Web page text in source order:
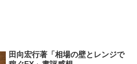
田向宏行著「相場の壁とレンジで